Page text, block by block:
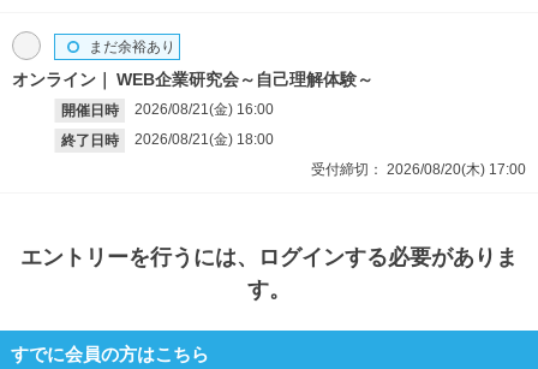
オンライン WEB企業研究会～自己理解体験～
開催日時 2026/08/21(金) 16:00
終了日時
2026/08/21(金) 18:00
まだ余裕あり
受付締切： 2026/08/20(木) 17:00
エントリーを行うには、ログインする必要がありま
す。
すでに会員の方はこちら